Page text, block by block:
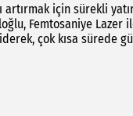
için sürekli
Femtosaniye Lazer
çok kısa sürede